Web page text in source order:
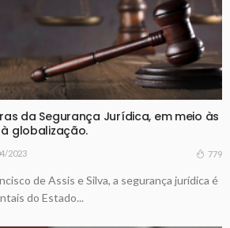
da Segurança Jurídica, em meio às
globalização.
2023 779
de Assis e Silva, a segurança jurídica é
do Estado...